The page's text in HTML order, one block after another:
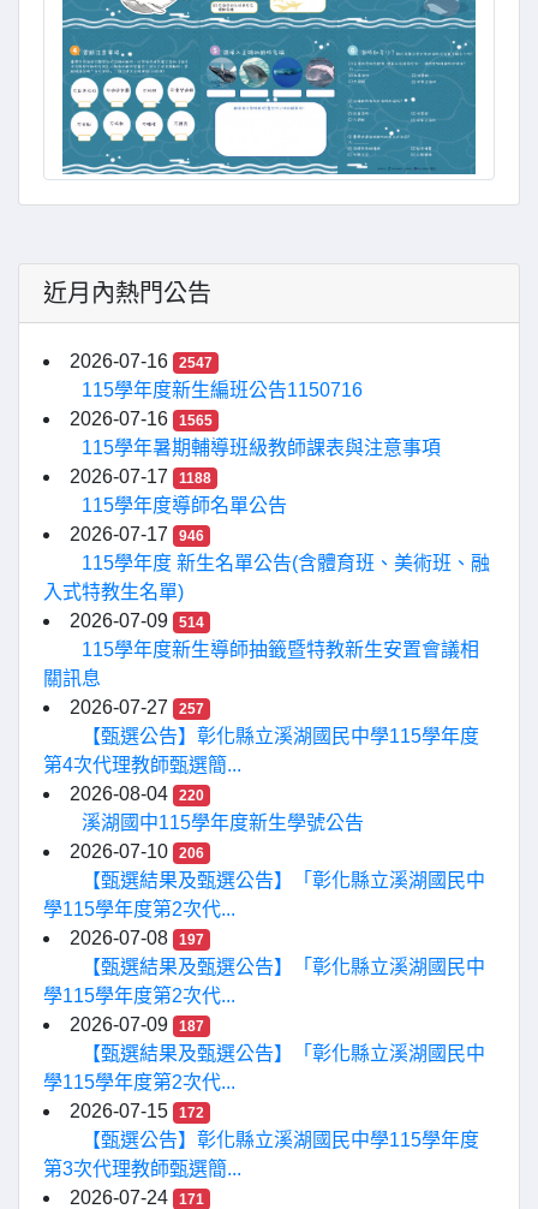
近月內熱門公告
2026-07-16 2547
115學年度新生編班公告1150716
2026-07-16
1565
115學年暑期輔導班級教師課表與注意事項
2026-07-17
1188
115學年度導師名單公告
2026-07-17
946
115學年度 新生名單公告(含體育班、美術班、融
入式特教生名單)
2026-07-09
514
115學年度新生導師抽籤暨特教新生安置會議相
關訊息
2026-07-27
257
【甄選公告】彰化縣立溪湖國民中學115學年度
第4次代理教師甄選簡...
2026-08-04
220
溪湖國中115學年度新生學號公告
2026-07-10
206
【甄選結果及甄選公告】「彰化縣立溪湖國民中
學115學年度第2次代...
2026-07-08
197
【甄選結果及甄選公告】「彰化縣立溪湖國民中
學115學年度第2次代...
2026-07-09
187
【甄選結果及甄選公告】「彰化縣立溪湖國民中
學115學年度第2次代...
2026-07-15
172
【甄選公告】彰化縣立溪湖國民中學115學年度
第3次代理教師甄選簡...
2026-07-24
171